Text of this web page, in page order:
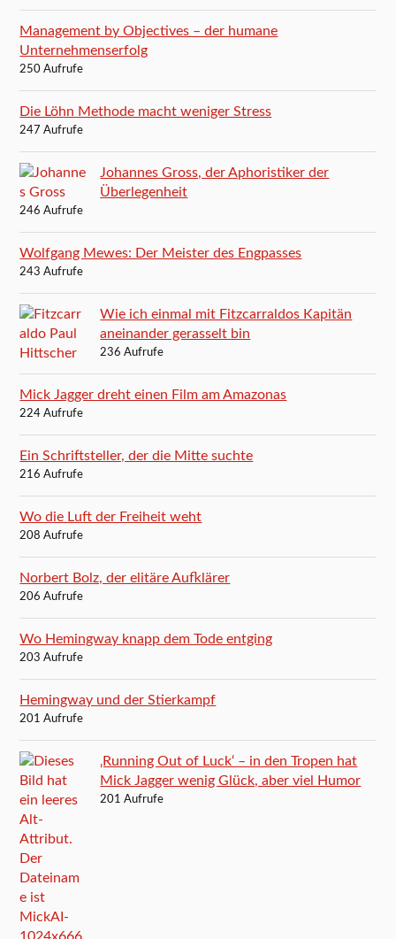
Management by Objectives – der humane
Unternehmenserfolg
250 Aufrufe
Die Löhn Methode macht weniger Stress
247 Aufrufe
Johannes Gross, der Aphoristiker der
Überlegenheit
246 Aufrufe
Wolfgang Mewes: Der Meister des Engpasses
243 Aufrufe
Wie ich einmal mit Fitzcarraldos Kapitän
aneinander gerasselt bin
236 Aufrufe
Mick Jagger dreht einen Film am Amazonas
224 Aufrufe
Ein Schriftsteller, der die Mitte suchte
216 Aufrufe
Wo die Luft der Freiheit weht
208 Aufrufe
Norbert Bolz, der elitäre Aufklärer
206 Aufrufe
Wo Hemingway knapp dem Tode entging
203 Aufrufe
Hemingway und der Stierkampf
201 Aufrufe
‚Running Out of Luck‘ – in den Tropen hat
Mick Jagger wenig Glück, aber viel Humor
201 Aufrufe